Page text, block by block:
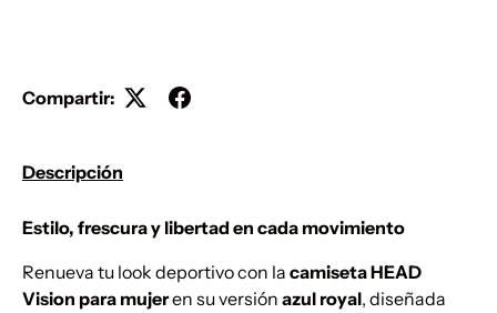
Compartir:
Descripción
Estilo, frescura y libertad en cada movimiento
Renueva tu look deportivo con la camiseta HEAD
Vision para mujeren su versión azul royal, diseñada